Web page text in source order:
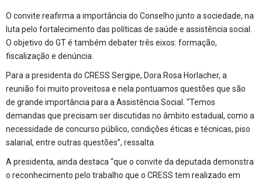
O convite reafirma a importância do Conselho junto a sociedade, na
luta pelo fortalecimento das políticas de saúde e assistência social.
O objetivo do GT é também debater três eixos: formação,
fiscalização e denúncia.
Para a presidenta do CRESS Sergipe, Dora Rosa Horlacher, a
reunião foi muito proveitosa e nela pontuamos questões que são
de grande importância para a Assistência Social. “Temos
demandas que precisam ser discutidas no âmbito estadual, como a
necessidade de concurso público, condições éticas e técnicas, piso
salarial, entre outras questões”, ressalta.
A presidenta, ainda destaca “que o convite da deputada demonstra
o reconhecimento pelo trabalho que o CRESS tem realizado em